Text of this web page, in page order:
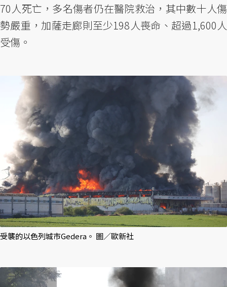
70人死亡，多名傷者仍在醫院救治，其中數十人傷
勢嚴重，加薩走廊則至少198人喪命、超過1,600人
受傷。
受襲的以色列城市Gedera。 圖／歐新社